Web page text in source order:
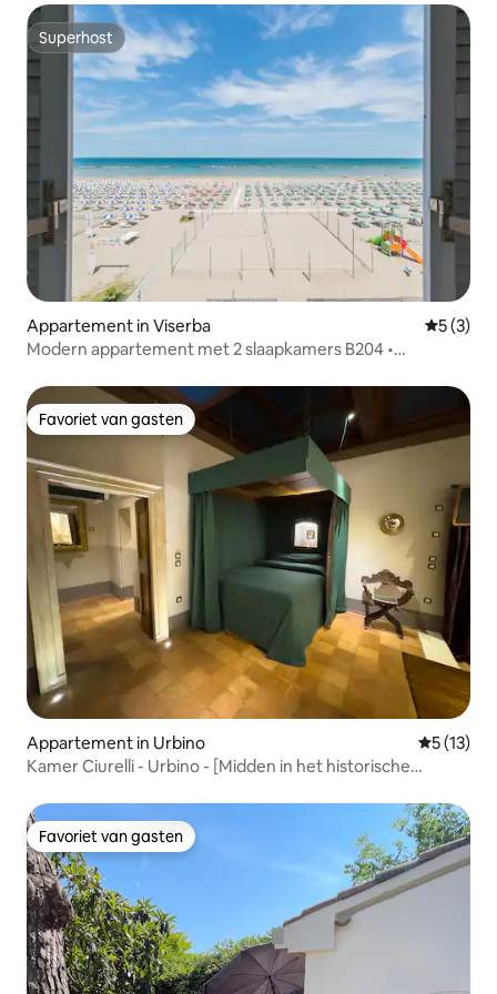
Superhost
Superhost
Appartement in Viserba
5 (3)
Modern appartement met 2 slaapkamers B204 •
Favoriet van gasten
Favoriet van gasten
Appartement in Urbino
5 (13)
Kamer Ciurelli - Urbino - [Midden in het historische
Favoriet van gasten
Favoriet van gasten